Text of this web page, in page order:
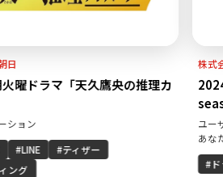
ラマ「天久鷹央の推理カ
ティザー
株式会社テ
2024年10
ユーザー参
あなたにぴ
ドラマ